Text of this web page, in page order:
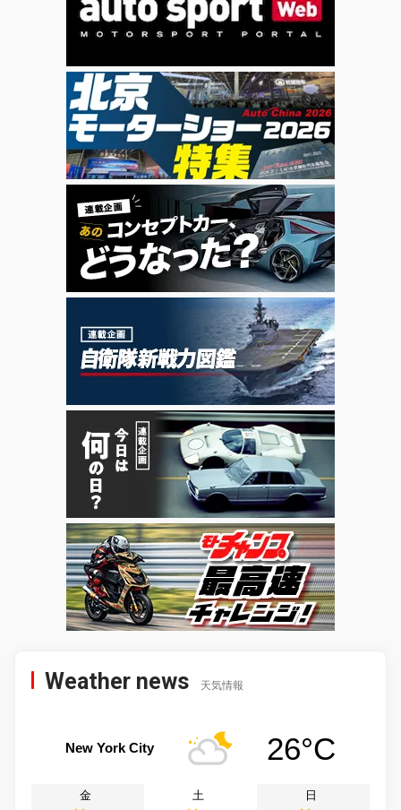
Weather news 天気情報
New York City 26°C
金 土 日